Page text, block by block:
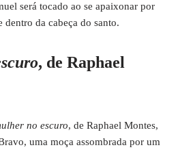
será tocado ao se apaixonar por
dentro da cabeça do santo.
, de Raphael
no escuro, de Raphael Montes,
uma moça assombrada por um